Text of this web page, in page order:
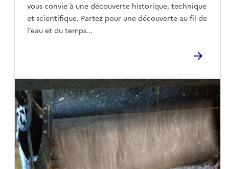
vous convie à une découverte historique, technique
et scientifique. Partez pour une découverte au fil de
l’eau et du temps...